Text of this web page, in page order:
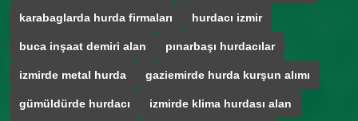
karabaglarda hurda firmaları hurdacı izmir
buca inşaat demiri alan pınarbaşı hurdacılar
izmirde metal hurda gaziemirde hurda kurşun alımı
gümüldürde hurdacı izmirde klima hurdası alan